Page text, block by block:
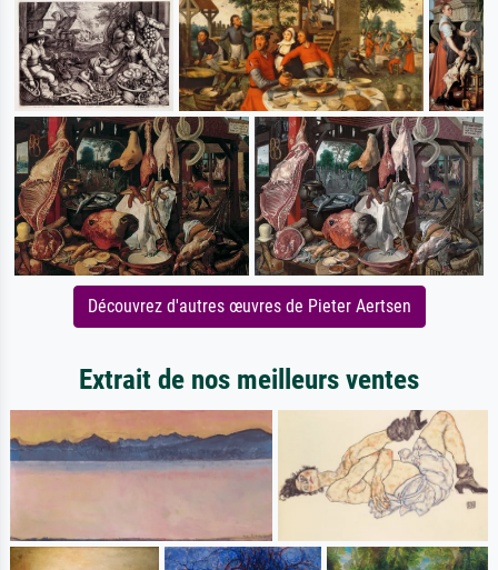
Découvrez d'autres œuvres de Pieter Aertsen
Extrait de nos meilleurs ventes